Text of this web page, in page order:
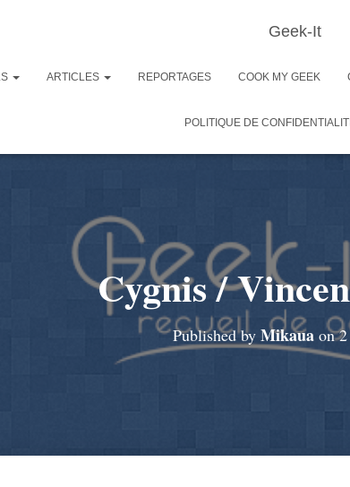
Geek-It
ARTICLES REPORTAGES COOK MY GEEK
POLITIQUE DE
Cygnis /
Published by Mikaua on